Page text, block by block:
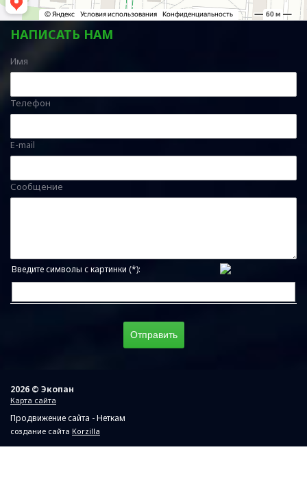
НАПИСАТЬ НАМ
Имя
Телефон
E-mail
Сообщение
Введите символы с картинки (*):
2026 © Экопан
Карта сайта
Продвижение сайта - Неткам
создание сайта Korzilla